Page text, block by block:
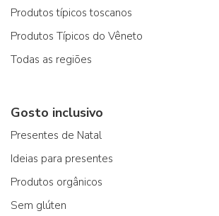
Produtos típicos toscanos
Produtos Típicos do Vêneto
Todas as regiões
Gosto inclusivo
Presentes de Natal
Ideias para presentes
Produtos orgânicos
Sem glúten